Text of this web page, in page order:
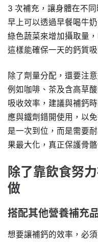
3 次補充，讓身體在不
早上可以透過早餐喝牛
綠色蔬菜來增加攝取量
這樣能確保一天的鈣質吸
除了劑量分配，還要注
例如咖啡、茶及含高草
吸收效率，建議與補鈣
應與鐵劑錯開使用，以
是一次到位，而是需要
果最大化，真正保護骨骼
除了靠飲食努
做
搭配其他營養補充
想要讓補鈣的效率，必